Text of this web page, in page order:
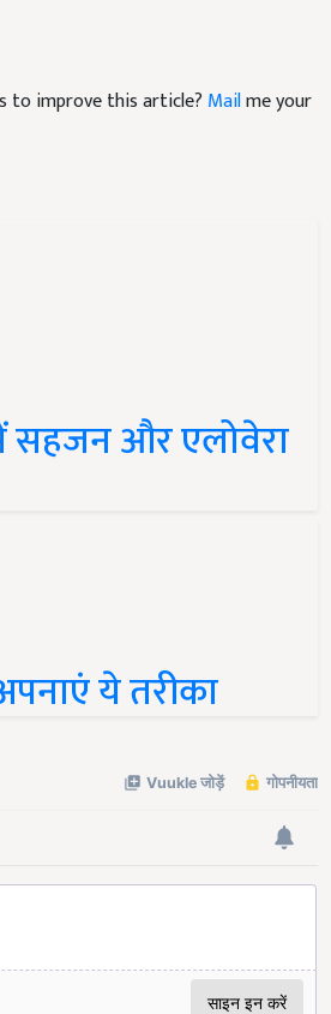
to improve this article? Mailme your
और एलोवेरा
ये तरीका